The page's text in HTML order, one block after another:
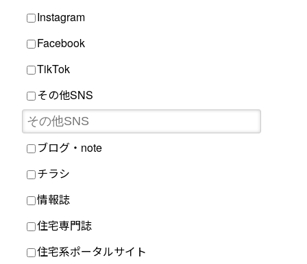
Instagram
Facebook
TikTok
その他SNS
ブログ・note
チラシ
情報誌
住宅専門誌
住宅系ポータルサイト